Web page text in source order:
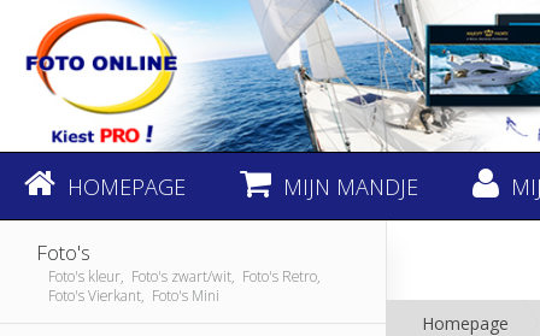
HOMEPAGE MIJN MANDJE
Foto's
Foto's kleur, Foto's zwart/wit, Foto's Retro,
Foto's Vierkant, Foto's Mini
Homepage